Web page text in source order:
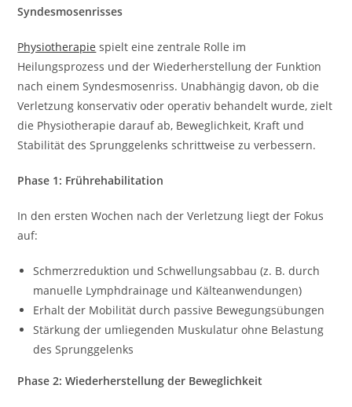
Syndesmosenrisses
Physiotherapie spielt eine zentrale Rolle im
Heilungsprozess und der Wiederherstellung der Funktion
nach einem Syndesmosenriss. Unabhängig davon, ob die
Verletzung konservativ oder operativ behandelt wurde, zielt
die Physiotherapie darauf ab, Beweglichkeit, Kraft und
Stabilität des Sprunggelenks schrittweise zu verbessern.
Phase 1: Frührehabilitation
In den ersten Wochen nach der Verletzung liegt der Fokus
auf:
Schmerzreduktion und Schwellungsabbau (z. B. durch
manuelle Lymphdrainage und Kälteanwendungen)
Erhalt der Mobilität durch passive Bewegungsübungen
Stärkung der umliegenden Muskulatur ohne Belastung
des Sprunggelenks
Phase 2: Wiederherstellung der Beweglichkeit